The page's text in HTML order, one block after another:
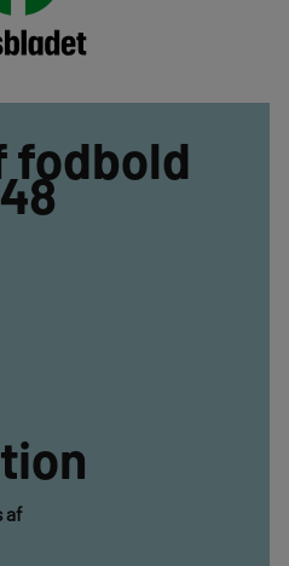
fodbold
af